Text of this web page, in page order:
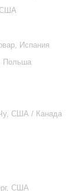
США
Испания
Польша
США / Канада
США